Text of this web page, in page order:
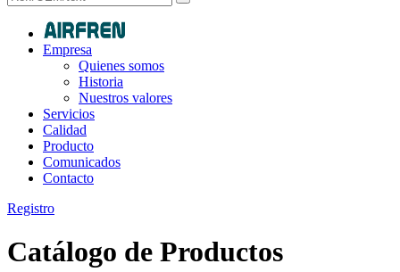
Empresa
Quienes somos
Historia
Nuestros valores
Servicios
Calidad
Producto
Comunicados
Contacto
Registro
Catálogo de Productos